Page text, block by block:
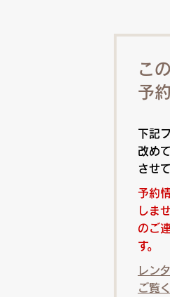
こ
予
下記
改め
させ
予約
しま
のご
す。
レン
ご覧